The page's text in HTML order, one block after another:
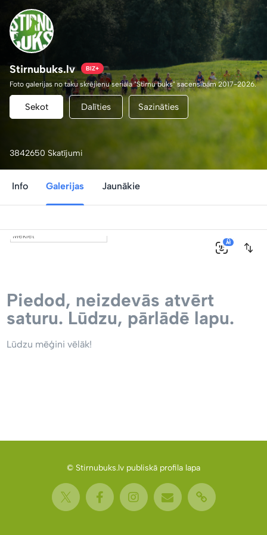
Stirnubuks.lv BIZ+
Foto galerijas no taku skrējienu seriāla "Stirnu buks" sacensībām 2017-2026.
Sekot Dalīties Sazināties
3842650 Skatījumi
Info Galerijas Jaunākie
0
AI
Piedod, neizdevās atvērt
saturu. Lūdzu, pārlādē lapu.
Lūdzu mēģini vēlāk!
© Stirnubuks.lv publiskā profila lapa